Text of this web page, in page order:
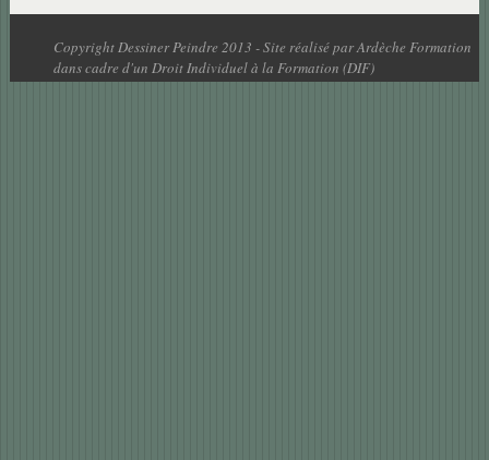
Copyright Dessiner Peindre 2013 - Site réalisé par Ardèche Formation
dans cadre d'un Droit Individuel à la Formation (DIF)